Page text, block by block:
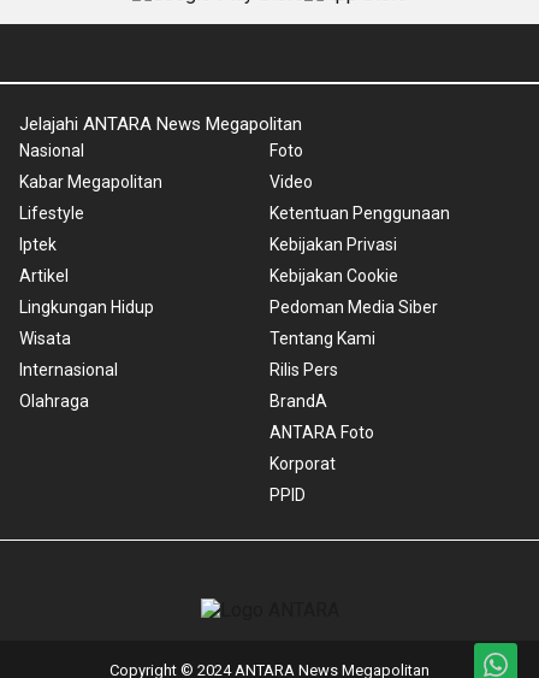
Jelajahi ANTARA News Megapolitan
Nasional
Kabar Megapolitan
Lifestyle
Iptek
Artikel
Lingkungan Hidup
Wisata
Internasional
Olahraga
Foto
Video
Ketentuan Penggunaan
Kebijakan Privasi
Kebijakan Cookie
Pedoman Media Siber
Tentang Kami
Rilis Pers
BrandA
ANTARA Foto
Korporat
PPID
Copyright © 2024 ANTARA News Megapolitan